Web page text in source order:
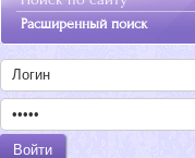
Расширенный поиск